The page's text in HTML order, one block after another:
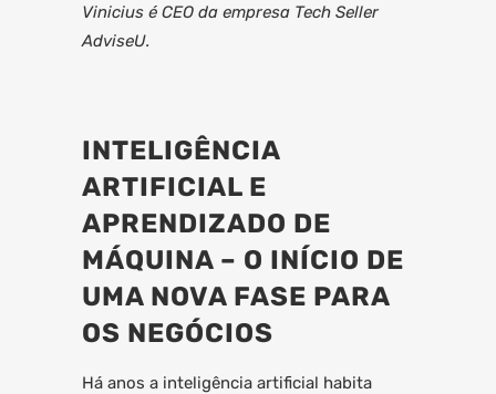
Vinicius é CEO da empresa Tech Seller
AdviseU.
INTELIGÊNCIA
ARTIFICIAL E
APRENDIZADO DE
MÁQUINA – O INÍCIO DE
UMA NOVA FASE PARA
OS NEGÓCIOS
Há anos a inteligência artificial habita